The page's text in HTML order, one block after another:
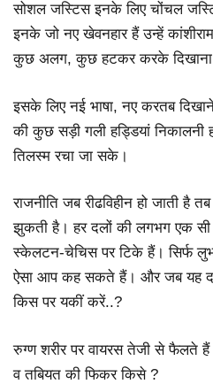
सोशल जस्टिस इनके लिए चोंचल
इनके जो नए खेवनहार हैं उन्हें
कुछ अलग, कुछ हटकर करके दिखाना
इसके लिए नई भाषा, नए करतब
की कुछ सड़ी गली हड्डियां
तिलस्म रचा जा सके।
राजनीति जब रीढविहीन हो जाती है
झुकती है। हर दलों की लगभग एक सी
स्केलटन-चेचिस पर टिके हैं। सिर्फ
ऐसा आप कह सकते हैं। और जब यह
किस पर यकीं करें..?
रुग्ण शरीर पर वायरस तेजी से फैलते
व तबियत की फिकर किसे ?